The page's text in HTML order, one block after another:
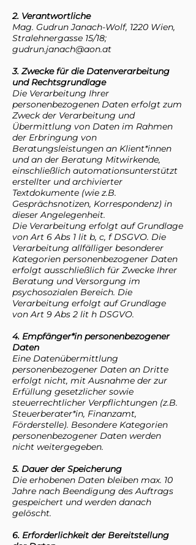
2. Verantwortliche
Mag. Gudrun Janach-Wolf, 1220 Wien,
Stralehnergasse 15/18;
gudrun.janach@aon.at
3. Zwecke für die Datenverarbeitung
und Rechtsgrundlage
Die Verarbeitung Ihrer
personenbezogenen Daten erfolgt zum
Zweck der Verarbeitung und
Übermittlung von Daten im Rahmen
der Erbringung von
Beratungsleistungen an Klient*innen
und an der Beratung Mitwirkende,
einschließlich automationsunterstützt
erstellter und archivierter
Textdokumente (wie z.B.
Gesprächsnotizen, Korrespondenz) in
dieser Angelegenheit.
Die Verarbeitung erfolgt auf Grundlage
von Art 6 Abs 1 lit b, c, f DSGVO. Die
Verarbeitung allfälliger besonderer
Kategorien personenbezogener Daten
erfolgt ausschließlich für Zwecke Ihrer
Beratung und Versorgung im
psychosozialen Bereich. Die
Verarbeitung erfolgt auf Grundlage
von Art 9 Abs 2 lit h DSGVO.
4. Empfänger*in personenbezogener
Daten
Eine Datenübermittlung
personenbezogener Daten an Dritte
erfolgt nicht, mit Ausnahme der zur
Erfüllung gesetzlicher sowie
steuerrechtlicher Verpflichtungen (z.B.
Steuerberater*in, Finanzamt,
Förderstelle). Besondere Kategorien
personenbezogener Daten werden
nicht weitergegeben.
5. Dauer der Speicherung
Die erhobenen Daten bleiben max. 10
Jahre nach Beendigung des Auftrags
gespeichert und werden danach
gelöscht.
6. Erforderlichkeit der Bereitstellung